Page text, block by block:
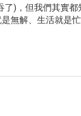
)，但我們其實
無解、生活就是
眼不見為淨吧！